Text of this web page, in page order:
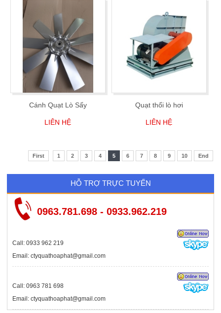
Cánh Quạt Lò Sấy
LIÊN HỆ
Quạt thổi lò hơi
LIÊN HỆ
First 1 2 3 4 5 6 7 8 9 10 End
HỖ TRỢ TRỰC TUYẾN
0963.781.698 - 0933.962.219
Call: 0933 962 219
Email: ctyquathoaphat@gmail.com
Call: 0963 781 698
Email: ctyquathoaphat@gmail.com